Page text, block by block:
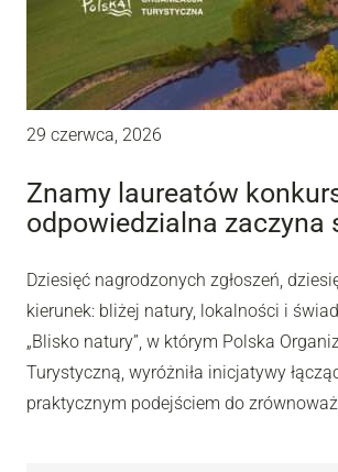
29 czerwca, 2026
Znamy laureatów
odpowiedzialna zaczyna
Dziesięć nagrodzonych zgłoszeń,
kierunek: bliżej natury, lokalności i
„Blisko natury”, w którym Polska
Turystyczną, wyróżniła inicjatywy
praktycznym podejściem do